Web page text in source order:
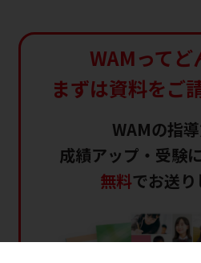
WAMってど
まずは資料をご
WAMの指
成績アップ・受験
無料でお送り